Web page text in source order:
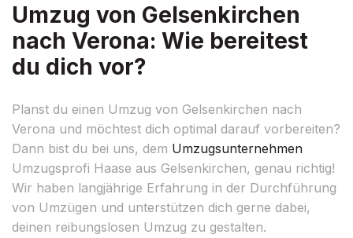
Umzug von Gelsenkirchen
nach Verona: Wie bereitest
du dich vor?
Planst du einen Umzug von Gelsenkirchen nach
Verona und möchtest dich optimal darauf vorbereiten?
Dann bist du bei uns, dem Umzugsunternehmen
Umzugsprofi Haase aus Gelsenkirchen, genau richtig!
Wir haben langjährige Erfahrung in der Durchführung
von Umzügen und unterstützen dich gerne dabei,
deinen reibungslosen Umzug zu gestalten.